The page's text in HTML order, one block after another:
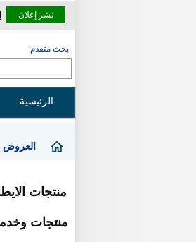
نشر إعلان
بحث متقدم
الرئيسية
العروض
منتجات
منتجات